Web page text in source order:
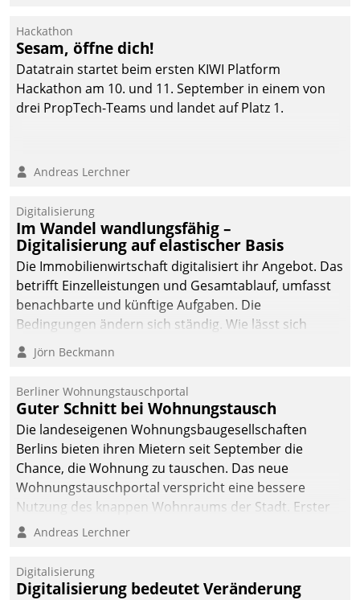
Hackathon
Sesam, öffne dich!
Datatrain startet beim ersten KIWI Platform
Hackathon am 10. und 11. September in einem von
drei PropTech-Teams und landet auf Platz 1.
Andreas Lerchner
Digitalisierung
Im Wandel wandlungsfähig –
Digitalisierung auf elastischer Basis
Die Immobilienwirtschaft digitalisiert ihr Angebot. Das
betrifft Einzelleistungen und Gesamtablauf, umfasst
benachbarte und künftige Aufgaben. Die
Bedingungen ändern sich ständig. Wie lässt sich
technisch die Kontrolle wahren und zugleich Freiraum
fürs Wachsen öffnen?
Jörn Beckmann
Berliner Wohnungstauschportal
Guter Schnitt bei Wohnungstausch
Die landeseigenen Wohnungsbaugesellschaften
Berlins bieten ihren Mietern seit September die
Chance, die Wohnung zu tauschen. Das neue
Wohnungstauschportal verspricht eine bessere
Nutzung des knappen Wohnraums der Stadt. Erster
Anwendungsfall für Datatrains Lösung API-Hub mit
Unternehmen.
Andreas Lerchner
Digitalisierung
Digitalisierung bedeutet Veränderung